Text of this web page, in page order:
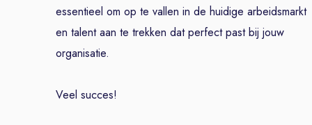
essentieel om op te vallen in de huidige arbeidsmarkt
en talent aan te trekken dat perfect past bij jouw
organisatie.
Veel succes!